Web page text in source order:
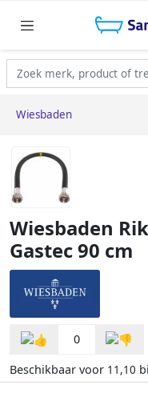
Wiesbaden
Wiesbaden
Gastec 90 cm
0
Beschikbaar voor 11,10